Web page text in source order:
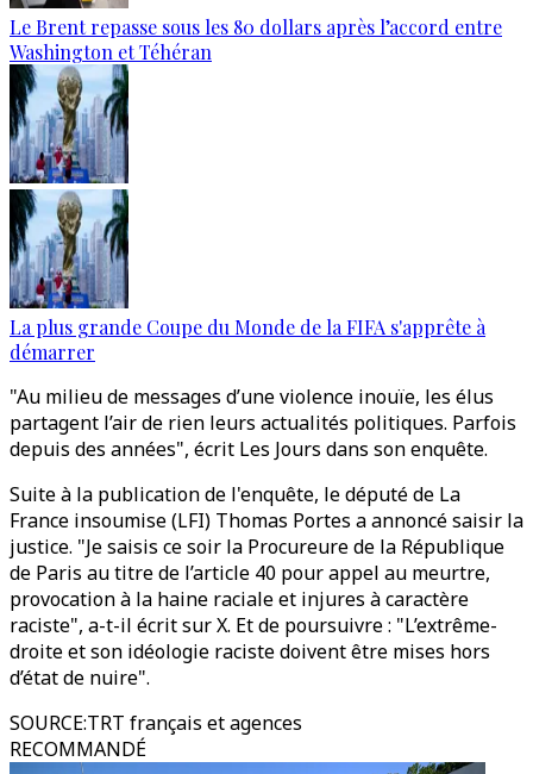
Le Brent repasse sous les 80 dollars après l’accord entre
Washington et Téhéran
La plus grande Coupe du Monde de la FIFA s'apprête à
démarrer
"Au milieu de messages d’une violence inouïe, les élus
partagent l’air de rien leurs actualités politiques. Parfois
depuis des années", écrit Les Jours dans son enquête.
Suite à la publication de l'enquête, le député de La
France insoumise (LFI) Thomas Portes a annoncé saisir la
justice. "Je saisis ce soir la Procureure de la République
de Paris au titre de l’article 40 pour appel au meurtre,
provocation à la haine raciale et injures à caractère
raciste", a-t-il écrit sur X. Et de poursuivre : "L’extrême-
droite et son idéologie raciste doivent être mises hors
d’état de nuire".
SOURCE:TRT français et agences
RECOMMANDÉ